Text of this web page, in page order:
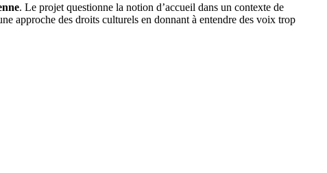
. Le projet questionne la notion d’accueil dans un contexte de
approche des droits culturels en donnant à entendre des voix trop